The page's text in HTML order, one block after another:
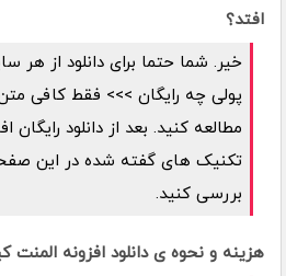
افتد؟
خیر. شما حتما برای دانلود از هر
پولی چه رایگان >>> فقط کافی
مطالعه کنید. بعد از دانلود رایگان
تکنیک های گفته شده در این
بررسی کنید.
هزینه و نحوه ی دانلود افزونه